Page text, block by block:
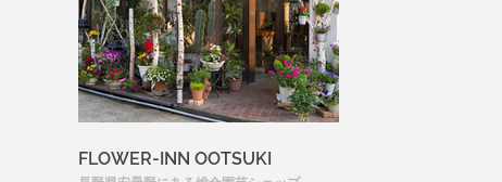
FLOWER-INN OOTSUKI